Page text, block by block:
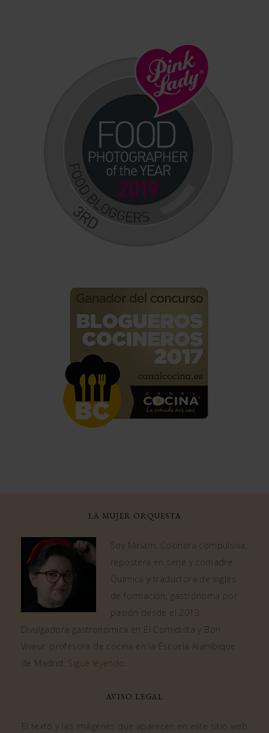
LA MUJER ORQUESTA
Soy Miriam. Cocinera compulsiva,
repostera en serie y comadre.
Química y traductora de inglés
de formación, gastrónoma por
pasión desde el 2013.
Divulgadora gastronómica en El Comidista y Bon
Viveur, profesora de cocina en la Escuela Alambique
de Madrid. Sigue leyendo…
AVISO LEGAL
El texto y las imágenes que aparecen en este sitio web